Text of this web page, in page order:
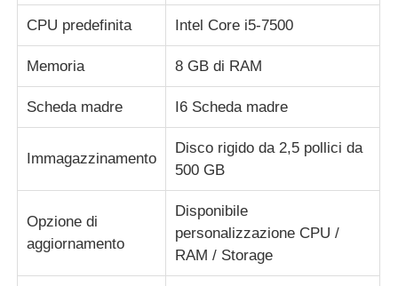
Diebold Parti ATM
Ricambi bancomat NCR
Parti del bancomat Wincor
Parti di bancomat Hyosung
Ricambi bancomat Fujitsu
CPU predefinita Intel Core i5-7500
Memoria 8 GB di RAM
Scheda madre I6 Scheda madre
Immagazzinamento
Disco rigido da 2,5 pollici da
500 GB
Opzione di
aggiornamento
Disponibile
personalizzazione CPU /
RAM / Storage